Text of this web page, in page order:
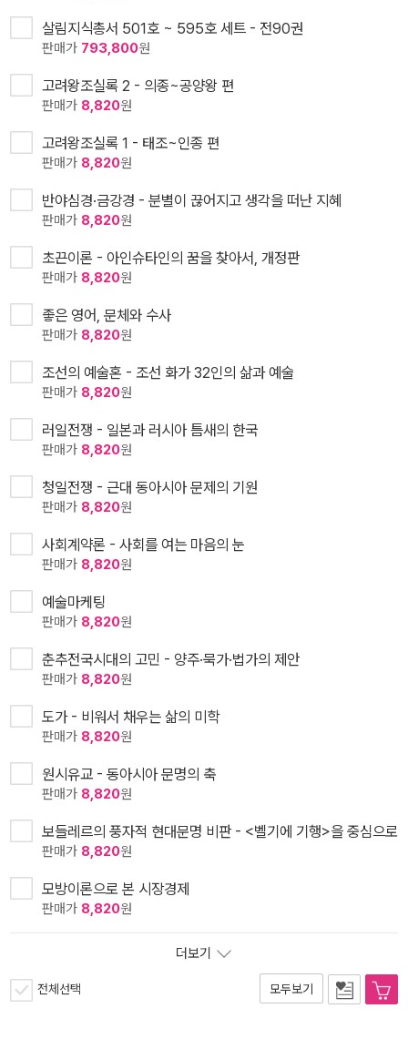
살림지식총서 501호 ~ 595호 세트 - 전90권
판매가 793,800원
고려왕조실록 2 - 의종~공양왕 편
판매가 8,820원
고려왕조실록 1 - 태조~인종 편
판매가 8,820원
반야심경·금강경 - 분별이 끊어지고 생각을 떠난 지혜
판매가 8,820원
초끈이론 - 아인슈타인의 꿈을 찾아서, 개정판
판매가 8,820원
좋은 영어, 문체와 수사
판매가 8,820원
조선의 예술혼 - 조선 화가 32인의 삶과 예술
판매가 8,820원
러일전쟁 - 일본과 러시아 틈새의 한국
판매가 8,820원
청일전쟁 - 근대 동아시아 문제의 기원
판매가 8,820원
사회계약론 - 사회를 여는 마음의 눈
판매가 8,820원
예술마케팅
판매가 8,820원
춘추전국시대의 고민 - 양주·묵가·법가의 제안
판매가 8,820원
도가 - 비워서 채우는 삶의 미학
판매가 8,820원
원시유교 - 동아시아 문명의 축
판매가 8,820원
보들레르의 풍자적 현대문명 비판 - <벨기에 기행>을 중심으로
판매가 8,820원
모방이론으로 본 시장경제
판매가 8,820원
더보기
전체선택 모두보기